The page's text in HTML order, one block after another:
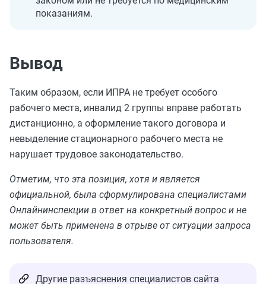
показаниям.
Вывод
Таким образом, если ИПРА не требует особого
рабочего места, инвалид 2 группы вправе работать
дистанционно, а оформление такого договора и
невыделение стационарного рабочего места не
нарушает трудовое законодательство.
Отметим, что эта позиция, хотя и является
официальной, была сформулирована специалистами
Онлайнинспекции в ответ на конкретный вопрос и не
может быть применена в отрыве от ситуации запроса
пользователя.
Другие разъяснения специалистов сайта